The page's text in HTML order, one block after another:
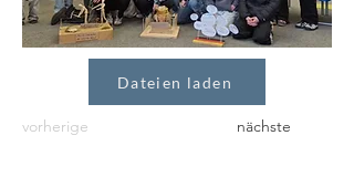
Dateien laden
vorherige nächste